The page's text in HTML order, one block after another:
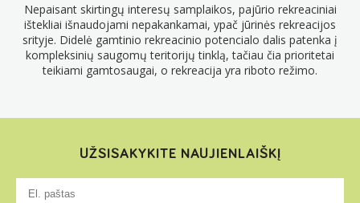
Nepaisant skirtingų interesų samplaikos, pajūrio rekreaciniai
ištekliai išnaudojami nepakankamai, ypač jūrinės rekreacijos
srityje. Didelė gamtinio rekreacinio potencialo dalis patenka į
kompleksinių saugomų teritorijų tinklą, tačiau čia prioritetai
teikiami gamtosaugai, o rekreacija yra riboto režimo.
UŽSISAKYKITE NAUJIENLAIŠKĮ